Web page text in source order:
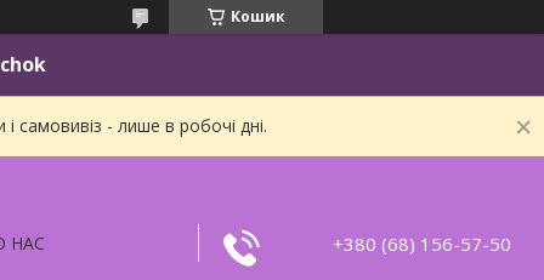
Кошик
- лише в робочі дні.
НАС +380 (68) 156-57-50